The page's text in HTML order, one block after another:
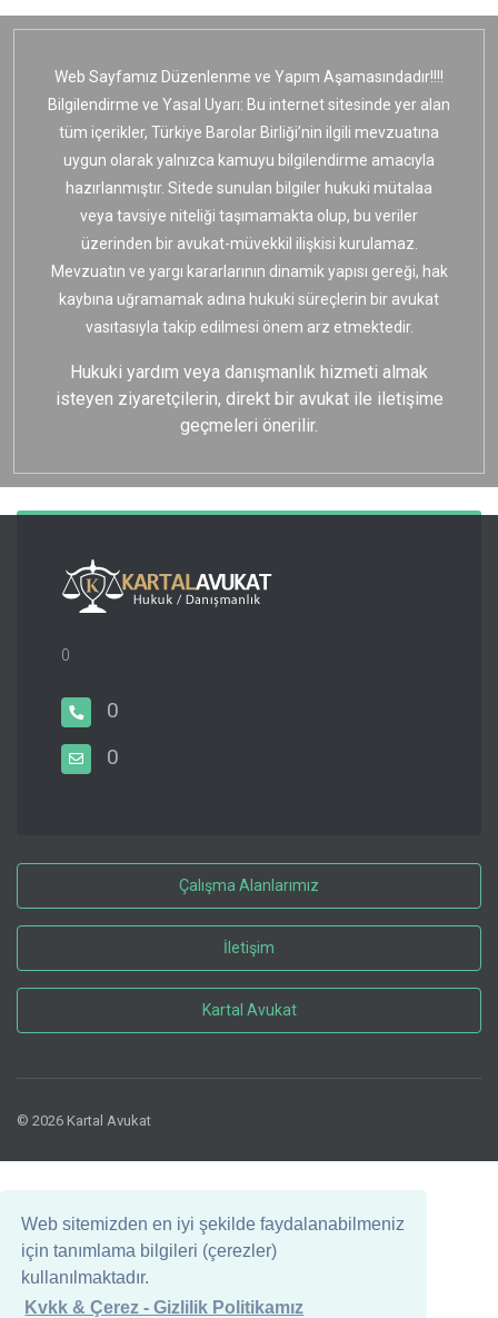
Web sitemizden en iyi şekilde faydalanabilmeniz
için tanımlama bilgileri (çerezler)
kullanılmaktadır.
Kvkk & Çerez - Gizlilik Politikamız
Web Sayfamız Düzenlenme ve Yapım Aşamasındadır!!!!
Bilgilendirme ve Yasal Uyarı: Bu internet sitesinde yer alan
tüm içerikler, Türkiye Barolar Birliği’nin ilgili mevzuatına
uygun olarak yalnızca kamuyu bilgilendirme amacıyla
hazırlanmıştır. Sitede sunulan bilgiler hukuki mütalaa
veya tavsiye niteliği taşımamakta olup, bu veriler
üzerinden bir avukat-müvekkil ilişkisi kurulamaz.
Mevzuatın ve yargı kararlarının dinamik yapısı gereği, hak
kaybına uğramamak adına hukuki süreçlerin bir avukat
vasıtasıyla takip edilmesi önem arz etmektedir.
Hukuki yardım veya danışmanlık hizmeti almak
isteyen ziyaretçilerin, direkt bir avukat ile iletişime
geçmeleri önerilir.
0
0
0
Çalışma Alanlarımız
İletişim
Kartal Avukat
© 2026 Kartal Avukat